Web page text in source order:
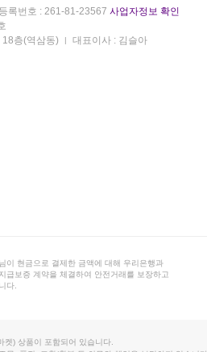
록번호 : 261-81-23567 사업자정보 확인
층(역삼동)
대표이사 : 김슬아
이 현금으로 결제한 금액에 대해 우리은행과
급보증 계약을 체결하여 안전거래를 보장하고
다.
) 상품이 포함되어 있습니다.